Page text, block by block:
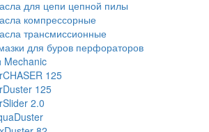
для цепи цепной пилы
компрессорные
трансмиссионные
для буров перфораторов
Mechanic
125
125
2.0